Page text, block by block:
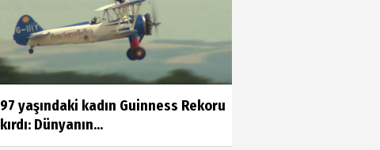
97 yaşındaki kadın Guinness Rekoru
kırdı: Dünyanın...